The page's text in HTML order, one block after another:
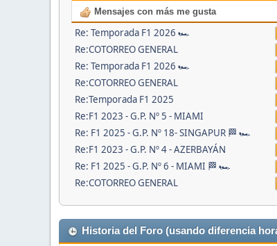
Mensajes con más me gusta
Re: Temporada F1 2026 🏎
Re:COTORREO GENERAL
Re: Temporada F1 2026 🏎
Re:COTORREO GENERAL
Re:Temporada F1 2025
Re:F1 2023 - G.P. Nº 5 - MIAMI
Re: F1 2025 - G.P. Nº 18- SINGAPUR 🏁 🏎
Re:F1 2023 - G.P. Nº 4 - AZERBAYÁN
Re: F1 2025 - G.P. Nº 6 - MIAMI 🏁 🏎
Re:COTORREO GENERAL
Historia del Foro (usando diferencia